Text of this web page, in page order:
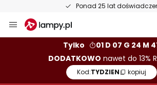
Ponad 25 lat
Przejdź
do
Tylko
01 D 07 G 24 M
DODATKOWO nawet do 13%
Kod:TYDZIEN kopiuj